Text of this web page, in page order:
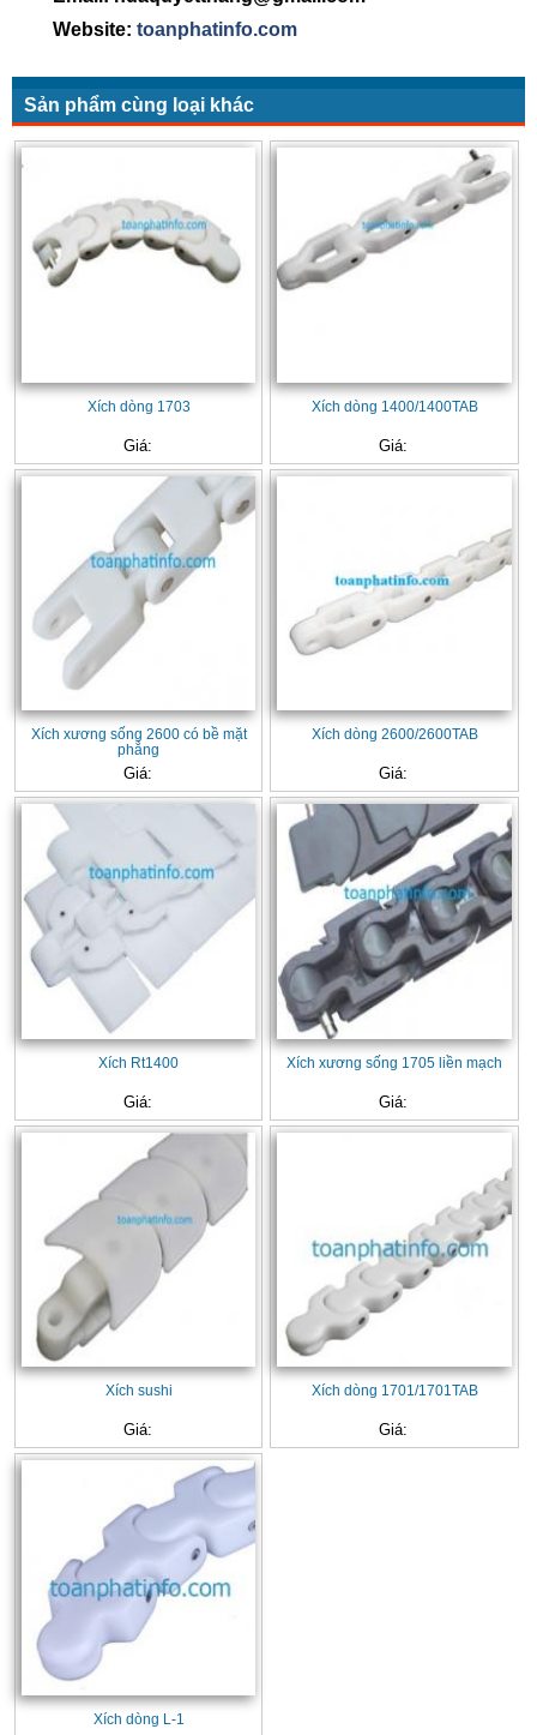
Website: toanphatinfo.com
Sản phẩm cùng loại khác
Xích dòng 1703
Giá:
Xích dòng 1400/1400TAB
Giá:
Xích xương sống 2600 có bề mặt
phẳng
Giá:
Xích dòng 2600/2600TAB
Giá:
Xích Rt1400
Giá:
Xích xương sống 1705 liền mạch
Giá:
Xích sushi
Giá:
Xích dòng 1701/1701TAB
Giá:
Xích dòng L-1